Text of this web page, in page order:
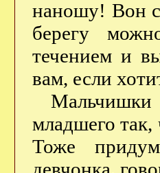
наношу! Вон
берегу
течением и
вам, если
Мальчишки
младшего
Тоже